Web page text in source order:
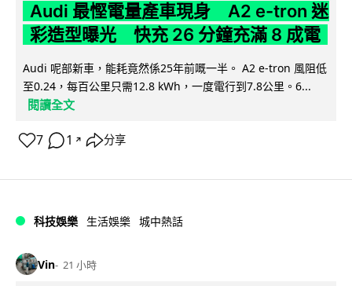
Audi 最慳電量產車現身 A2 e-tron 迷
彩造型曝光 快充 26 分鐘充滿 8 成電
Audi 呢部新車，能耗竟然係25年前嘅一半。 A2 e-tron 風阻低
至0.24，每百公里只需12.8 kWh，一度電行到7.8公里。6...
閱讀全文
7 1 ↗ 分享
科技娛樂 生活娛樂 城中熱話
Vin 21 小時